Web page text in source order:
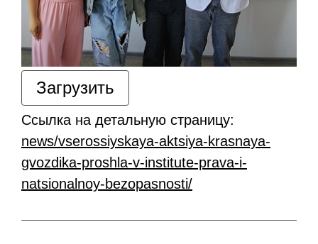
Загрузить
Ссылка на детальную страницу:
news/vserossiyskaya-aktsiya-krasnaya-
gvozdika-proshla-v-institute-prava-i-
natsionalnoy-bezopasnosti/